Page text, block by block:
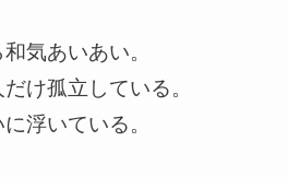
気あいあい。
け孤立している。
浮いている。